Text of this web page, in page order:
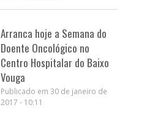
Arranca hoje a Semana do
Doente Oncológico no
Centro Hospitalar do Baixo
Vouga
Publicado em 30 de janeiro de
2017 - 10:11